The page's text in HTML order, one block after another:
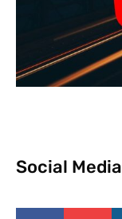
Social Media